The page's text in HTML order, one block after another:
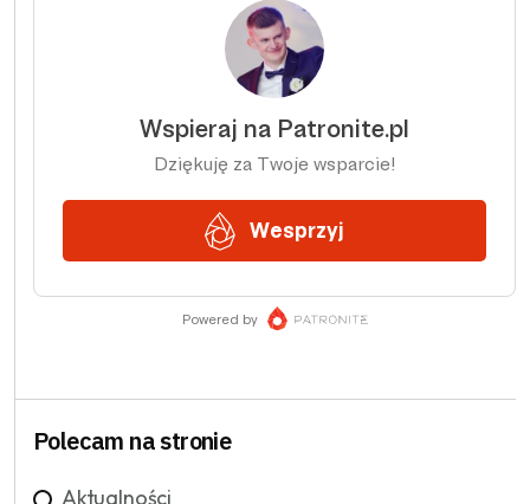
Polecam na stronie
Aktualności